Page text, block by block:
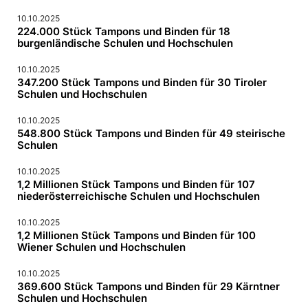
10.10.2025
224.000 Stück Tampons und Binden für 18
burgenländische Schulen und Hochschulen
10.10.2025
347.200 Stück Tampons und Binden für 30 Tiroler
Schulen und Hochschulen
10.10.2025
548.800 Stück Tampons und Binden für 49 steirische
Schulen
10.10.2025
1,2 Millionen Stück Tampons und Binden für 107
niederösterreichische Schulen und Hochschulen
10.10.2025
1,2 Millionen Stück Tampons und Binden für 100
Wiener Schulen und Hochschulen
10.10.2025
369.600 Stück Tampons und Binden für 29 Kärntner
Schulen und Hochschulen